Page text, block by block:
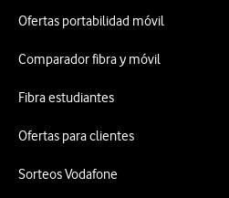
Ofertas portabilidad móvil
Comparador fibra y móvil
Fibra estudiantes
Ofertas para clientes
Sorteos Vodafone